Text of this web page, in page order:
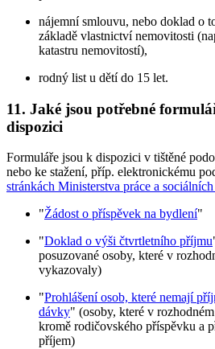
nájemní smlouvu, nebo doklad o
základě vlastnictví nemovitosti
katastru nemovitostí),
rodný list u dětí do 15 let.
11. Jaké jsou potřebné
dispozici
Formuláře jsou k dispozici v tištěné
nebo ke stažení, příp. elektronickému
stránkách Ministerstva práce a
"Žádost o příspěvek na bydlení"
"Doklad o výši čtvrtletního příjmu
posuzované osoby, které v
vykazovaly)
"Prohlášení osob, které nemají
dávky" (osoby, které v
kromě rodičovského příspěvku a
příjem)